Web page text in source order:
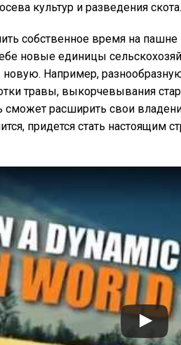
культур и разведения скота.
собственное время на
новые единицы
новую. Например,
травы, выкорчевывания
расширить свои
придется стать настоящим